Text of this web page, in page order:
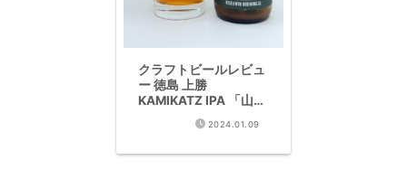
クラフトビールレビュ
ー 徳島 上勝
KAMIKATZ IPA 「山犬
2024.01.09